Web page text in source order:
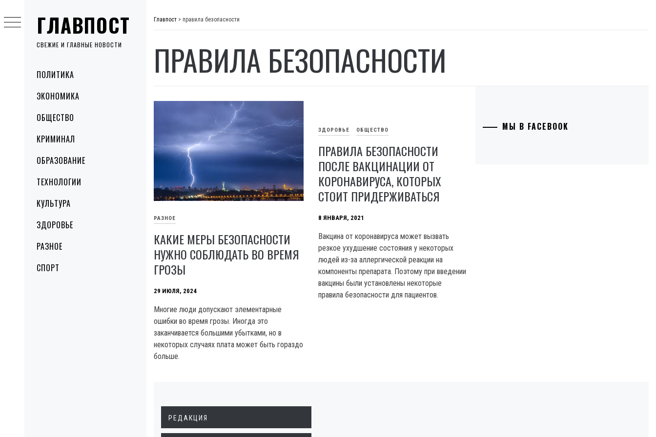
ГЛАВПОСТ
СВЕЖИЕ И ГЛАВНЫЕ НОВОСТИ
MenuПОЛИТИКА
ЭКОНОМИКА
ОБЩЕСТВО
КРИМИНАЛ
ОБРАЗОВАНИЕ
ТЕХНОЛОГИИ
КУЛЬТУРА
ЗДОРОВЬЕ
РАЗНОЕ
СПОРТ
to
content
Главпост > правила безопасности
ПРАВИЛА БЕЗОПАСНОСТИ
РАЗНОЕ
КАКИЕ МЕРЫ БЕЗОПАСНОСТИ
НУЖНО СОБЛЮДАТЬ ВО ВРЕМЯ
ГРОЗЫ
29 ИЮЛЯ, 2024
Многие люди допускают элементарные
ошибки во время грозы. Иногда это
заканчивается большими убытками, но в
некоторых случаях плата может быть гораздо
больше.
ЗДОРОВЬЕ ОБЩЕСТВО
ПРАВИЛА БЕЗОПАСНОСТИ
ПОСЛЕ ВАКЦИНАЦИИ ОТ
КОРОНАВИРУСА, КОТОРЫХ
СТОИТ ПРИДЕРЖИВАТЬСЯ
8 ЯНВАРЯ, 2021
Вакцина от коронавируса может вызвать
резкое ухудшение состояния у некоторых
людей из-за аллергической реакции на
компоненты препарата. Поэтому при введении
вакцины были установлены некоторые
правила безопасности для пациентов.
МЫ В FACEBOOK
РЕДАКЦИЯ